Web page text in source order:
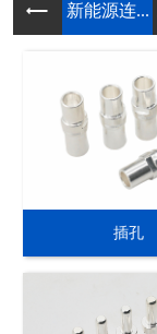
新能源连...
插孔